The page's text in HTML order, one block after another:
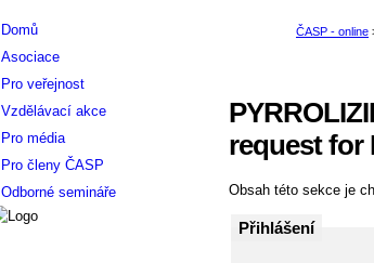
request for
Obsah této sekce je
Přihlášení
Domů
Asociace
Pro veřejnost
Vzdělávací akce
Pro média
Pro členy ČASP
Odborné semináře